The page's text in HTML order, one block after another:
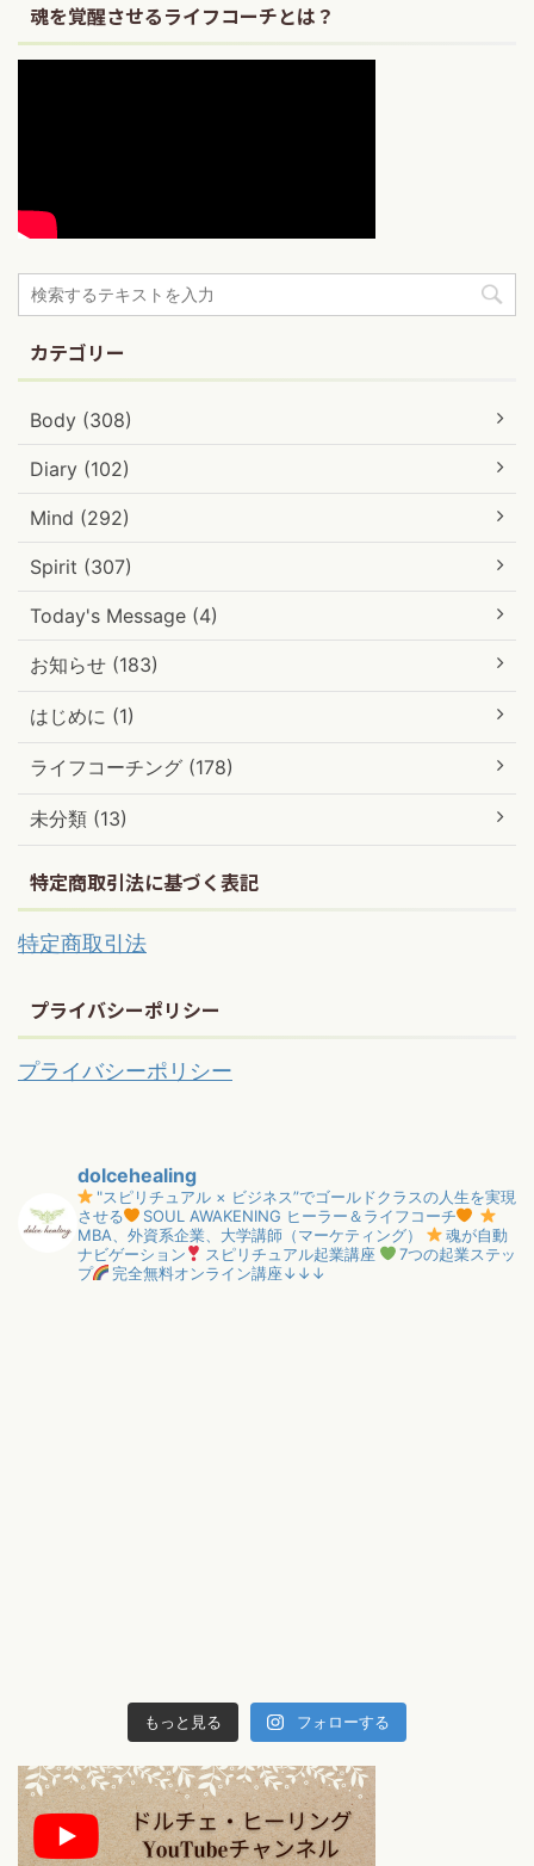
魂を覚醒させるライフコーチとは？
カテゴリー
Body (308)
Diary (102)
Mind (292)
Spirit (307)
Today's Message (4)
お知らせ (183)
はじめに (1)
ライフコーチング (178)
未分類 (13)
特定商取引法に基づく表記
特定商取引法
プライバシーポリシー
プライバシーポリシー
dolcehealing
"スピリチュアル × ビジネス”でゴールドクラスの人生を実現
させる
SOUL AWAKENING ヒーラー＆ライフコーチ
MBA、外資系企業、大学講師（マーケティング）
魂が自動
ナビゲーション
スピリチュアル起業講座
7つの起業ステッ
プ
完全無料オンライン講座↓↓↓
もっと見る フォローする